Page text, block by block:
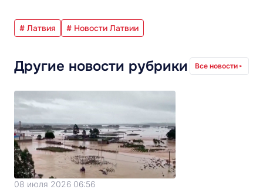
# Латвия # Новости Латвии
Другие новости рубрики Все новости
08 июля 2026 06:56